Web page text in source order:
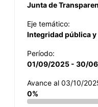
Junta de
Eje temático:
Integridad pública
Período:
01/09/2025 - 30/
Avance al 03/10/
0%